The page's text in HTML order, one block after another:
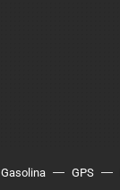
Gasolina GPS